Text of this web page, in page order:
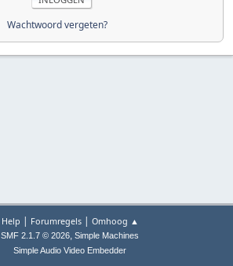
Wachtwoord vergeten?
Help | Forumregels| Omhoog ▲
SMF 2.1.7 © 2026, Simple Machines
Simple Audio Video Embedder